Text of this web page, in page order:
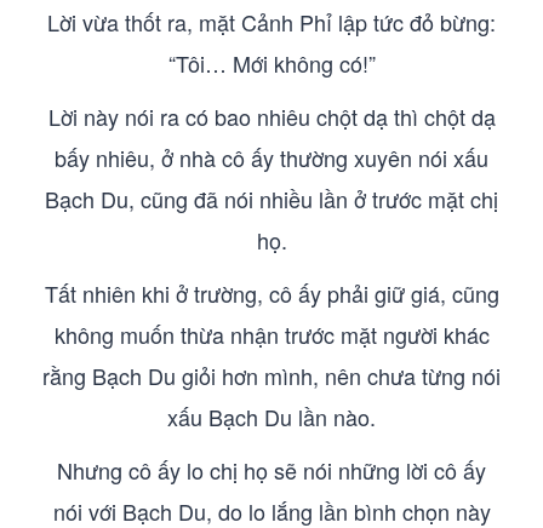
Lời vừa thốt ra, mặt Cảnh Phỉ lập tức đỏ bừng:
“Tôi… Mới không có!”
Lời này nói ra có bao nhiêu chột dạ thì chột dạ
bấy nhiêu, ở nhà cô ấy thường xuyên nói xấu
Bạch Du, cũng đã nói nhiều lần ở trước mặt chị
họ.
Tất nhiên khi ở trường, cô ấy phải giữ giá, cũng
không muốn thừa nhận trước mặt người khác
rằng Bạch Du giỏi hơn mình, nên chưa từng nói
xấu Bạch Du lần nào.
Nhưng cô ấy lo chị họ sẽ nói những lời cô ấy
nói với Bạch Du, do lo lắng lần bình chọn này